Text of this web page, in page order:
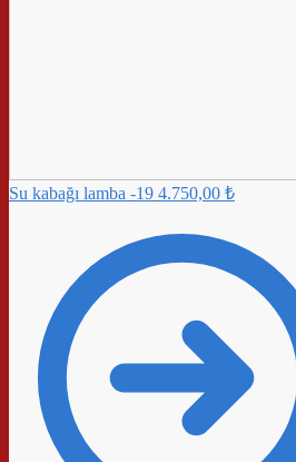
Su kabağı lamba -19 4.750,00 ₺